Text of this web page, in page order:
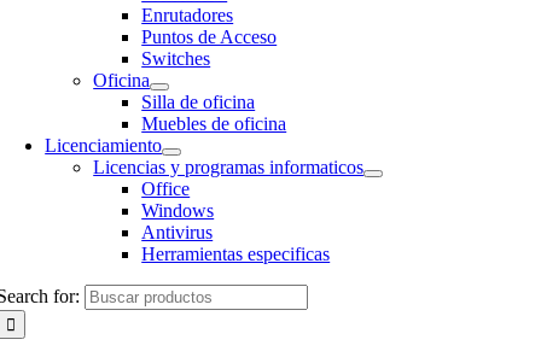
Enrutadores
Puntos de Acceso
Switches
Oficina
Silla de oficina
Muebles de oficina
Licenciamiento
Licencias y programas informaticos
Office
Windows
Antivirus
Herramientas especificas
for: